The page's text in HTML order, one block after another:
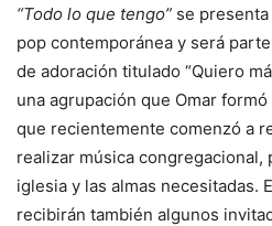
“Todo lo que tengo” se
pop contemporánea y será
de adoración titulado “Quiero
una agrupación que Omar
que recientemente comenzó a
realizar música congregacional,
iglesia y las almas necesitadas.
recibirán también algunos